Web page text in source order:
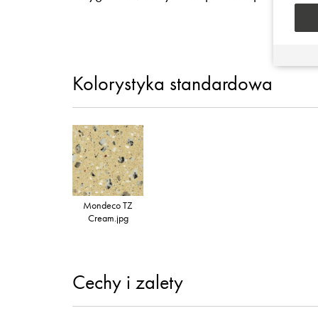
Kolorystyka standardowa
Mondeco TZ
Cream.jpg
Cechy i zalety